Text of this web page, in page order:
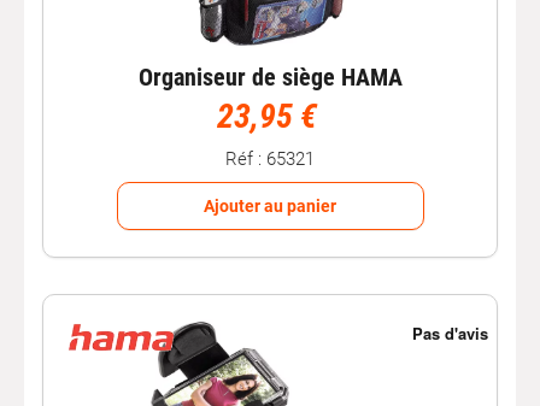
Organiseur de siège HAMA
23,95 €
Réf : 65321
Ajouter au panier